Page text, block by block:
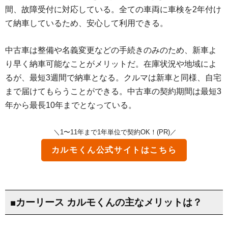
間、故障受付に対応している。全ての車両に車検を2年付け
て納車しているため、安心して利用できる。
中古車は整備や名義変更などの手続きのみのため、新車よ
り早く納車可能なことがメリットだ。在庫状況や地域によ
るが、最短3週間で納車となる。クルマは新車と同様、自宅
まで届けてもらうことができる。中古車の契約期間は最短3
年から最長10年までとなっている。
＼1〜11年まで1年単位で契約OK！(PR)／
カルモくん公式サイトはこちら
■カーリース カルモくんの主なメリットは？